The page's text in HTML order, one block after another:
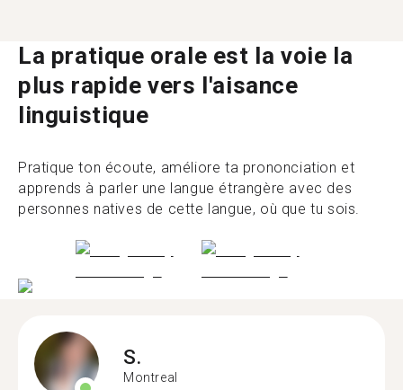
La pratique orale est la voie la
plus rapide vers l'aisance
linguistique
Pratique ton écoute, améliore ta prononciation et
apprends à parler une langue étrangère avec des
personnes natives de cette langue, où que tu sois.
S.
Montreal